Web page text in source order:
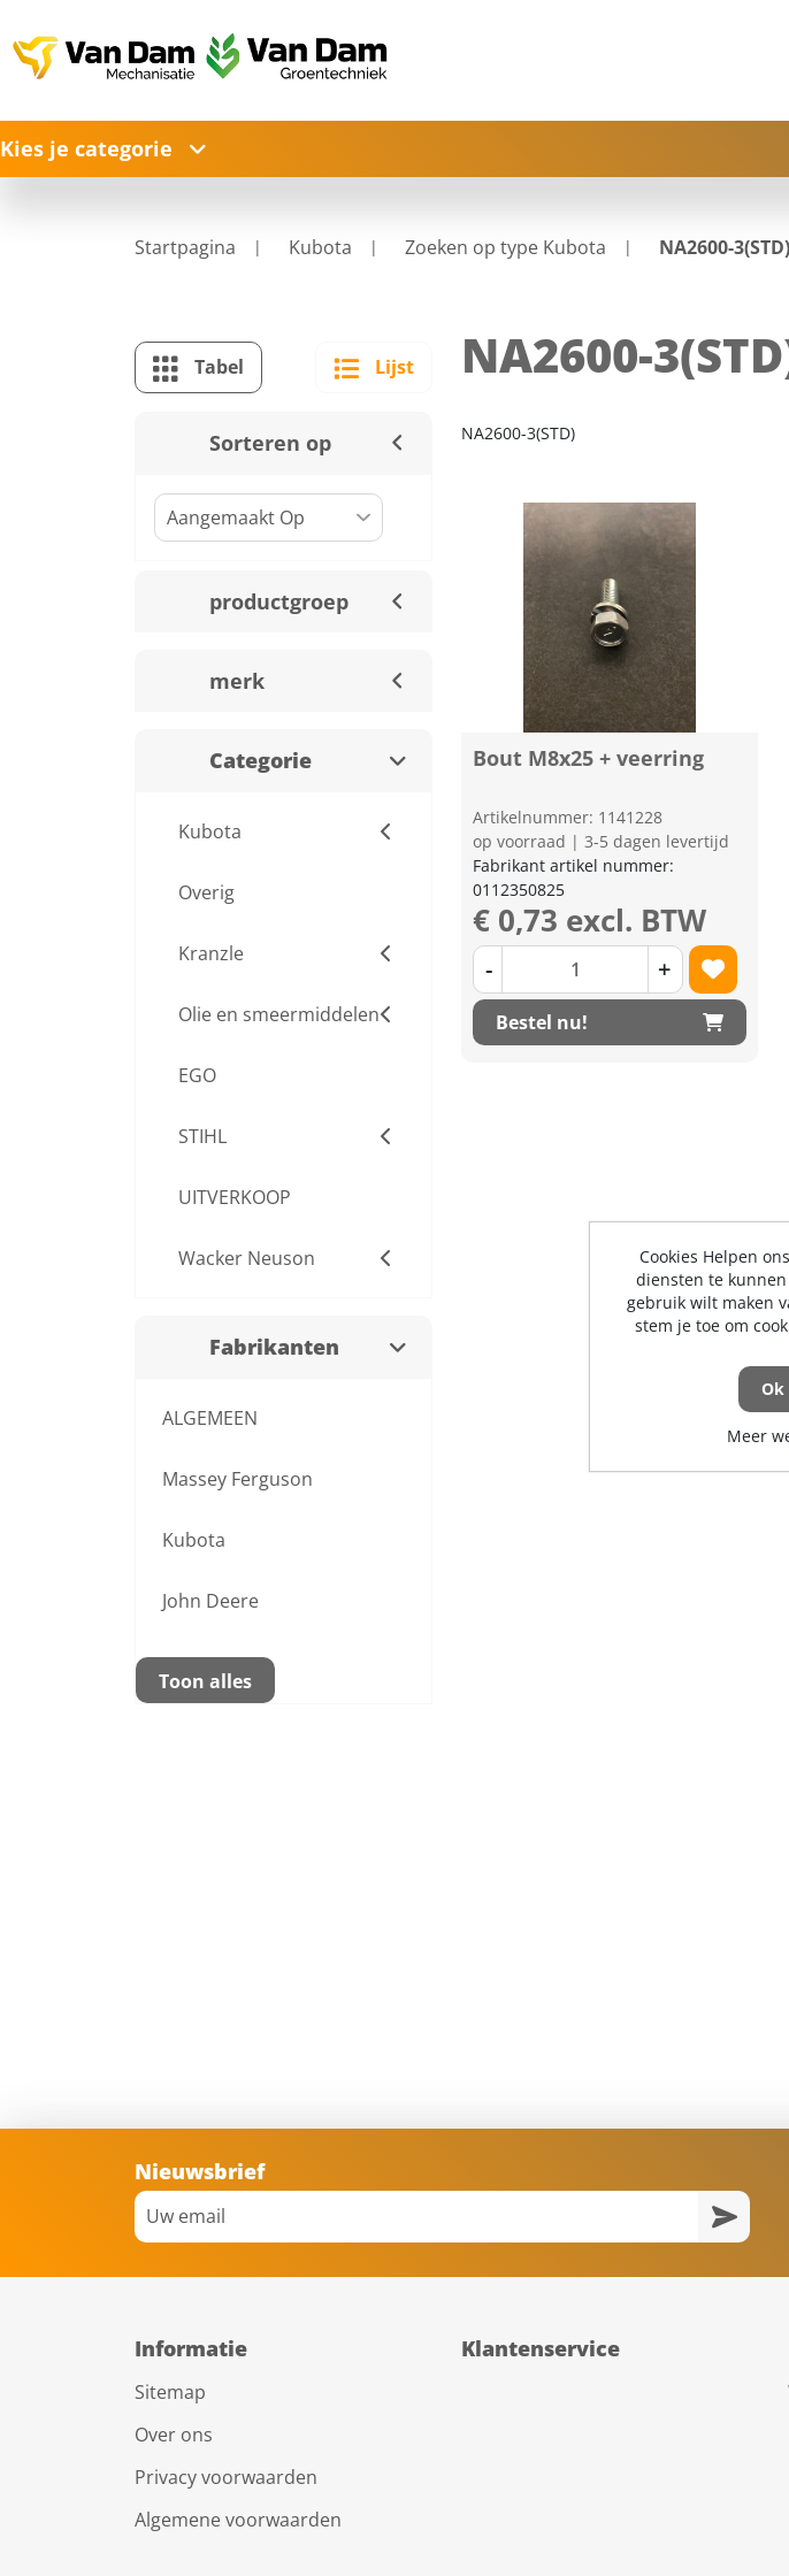
Kies je categorie
Startpagina Kubota Zoeken op type Kubota NA2600-3(STD)
Tabel Lijst
Sorteren op
productgroep
merk
Categorie
Kubota
Overig
Kranzle
Olie en smeermiddelen
EGO
STIHL
UITVERKOOP
Wacker Neuson
Fabrikanten
ALGEMEEN
Massey Ferguson
Kubota
John Deere
Toon alles
NA2600-
NA2600-3(STD)
Bout M8x25 + veerring
Artikelnummer: 1141228
op voorraad | 3-5 dagen levertijd
Fabrikant artikel nummer:
0112350825
€ 0,73 excl. BTW
- +
Bestel nu!
Nieuwsbrief
Informatie
Sitemap
Over ons
Privacy voorwaarden
Algemene voorwaarden
Klantenservice
Cookies Helpen
diensten te
gebruik wilt maken
stem je toe om
Ok
Meer